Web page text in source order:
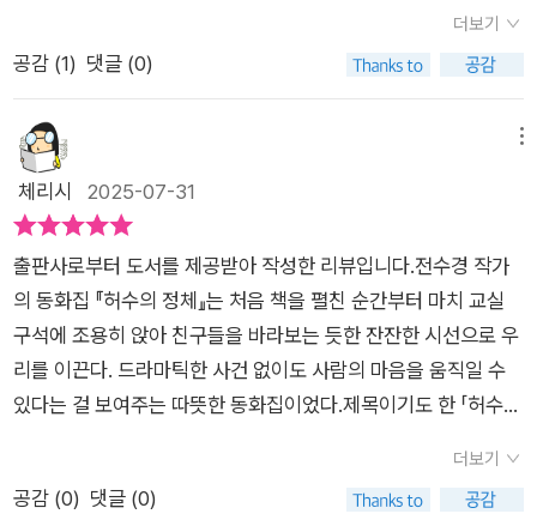
내는 것도, 무조건 공감하는 것도 아니다. 가만히 보니 나래는 이
런 식으로 하다가는 친구가 옆에 아무도 없게 생겼다. 고립을 자
을 참고 차분히 조언해 주어야 한다. 부모가 그걸 못하면 답이 없
다. 친구 탓 선생님 탓 이런 식으로 남 탓만 하다가는 자식 영원히
바보 만드는 것이다. 내가 당하는 것보다 자식이 당하는 게 백 배
더 눈뒤집히는 심정, 부모라면 모르는 사람이 없을 것이다. 하지
만 어떡해. 자식의 인간관계 내가 대신 해줄 것도 아닌걸.「할아버
지와 바다」 이 작품은 어린이들이 어떻게 읽을지 모르겠고, 내 또
래 이상이 읽는다면 마음이 너무 무거울 작품이다. 노년의 문제를
동화 속에 이토록 정신이 번쩍 들도록 담다니.ㅠㅠ 해수의 할아버
지는 뇌졸중으로 쓰러지신 후 몸도 말도 기억도 온전치 못한 상태
다고 생각할 때가 있다. 신체가 자유롭지 않은 상태로 너무 오래
살아야 하는 삶이 두렵다. 할아버지가 울고 계신 장면을, 해수가
는 척했다.(79쪽)🏷나와 현아는 단짝이었다. 하지만 학년이 올
라가며 멀어졌다. 어느 날 갑자기 틀어졌다기보다 자연스럽게 그
렇게 됐다. 우리는 여러 면에서 달랐고 각자 더 편한 친구를 찾았
다. 엄마는 현아랑 친하게 지내라고 종종 말했지만 어느 순간부터
현아가 버거웠다. 현아는 내 마음을 혜아리는 편이 아니었고, 상
처를 줄 때가 많았다.˝아니. 그러고 싶지 않아.˝쉽게 한 말은 아니
건 아니다. 상처를 받으면서 가까이 지낼 필요도 없다. 남이 뭐라
든 나를 위한 선택을 하고 싶었다.(88~89쪽)친구 관계에서 다시
친하게 지내자는 말을 매몰차게 거절할 수 있는 확률, 얼마나 될
까. 그런데 그렇게 선택한다는 내용이 놀라웠다. 단순히 ‘너랑 절
교야.‘가 아니라(그리고 절교라고 말하지는 않았지만), 고민에 고
민을 거듭한 후에 이렇게 결정을 내릴 수도 있구나. 교사의 입장
에서는 쉽게 하기 어려운 말이다.🏷˝엄마, 할아버지는 예전과 같
미 완성된 자기 세상에서 살아가고 있는 인격체로 바라보는 시선
이 굉장히 인상적이었다. 진심으로 아이들을 바라보며 쓴 작품이
이 책이라는 말이 다시 한번 떠올랐다. 좋은 작가들과 동시대를
살고, 또 이렇게나 매체가 발달한 시대에 살면서 마음에 드는 책
을 쓴 작가의 이야기를 직접 들어볼 수 있다는 건 얼마나 즐거운
일인지.​​표제작인 <허수의 정체>를 포함해 총 8편의 작품이 실려
있고 앞의 일곱 편에 출연하는 아이들은 마지막 <우리 반 아침>
에 모두 다시 등장한다. 각 편에서 조금 미운 모습을 보여준 아이
에게도 이 마지막 이야기에서 다시 한 번 기회를 준다. 이 작품과
나의 직장생활, 달과 6펜스까지 맞물리면서 요즘 인간의 입체적
인 면모에 대해 많은 생각을 했다. ​1. 무회전 킥 - 유진 세호 수미
언 찬우3. 하나, 둘, 셋 - 윤채 성우 리나 재영4. 현악 사중주 - 나
래 현아 혜지5. 할아버지와 바다 - 해수6. 체험학습 - 주호7. 월간
었다. 주인공이 보란 듯이 무회전킥을 성공하며 끝날 거라는 내
기대와 달리 단편이라 바로 끝나 버렸지만, 다음 이야기가 궁금해
졌다. 갈등이 휘몰아치고 화려한 이야기 흐름을 기대했다기 보다
어떤 소재로 이야기를 만들었을까? 창의적인 이야기거리에 대한
기대가 있었다.처음 책을 받았을 때 생각과 달리 순식간에 책을
읽었다. 대부분 사춘기를 시작하는 5, 6학년이 주인공인데 몇 가
의 정체꽤 신비로운 접근이었다. 이게 단편이라 가능한 이야기라
는 생각도 들었다. 장편이라면 이야기를 길게 끌고 어려웠을 것
같다. 사춘기를 막 시작하는 5, 6학년은 또래 문화가 생기면 이것
저것 따져보지 않고 따르기 마련이다. 시간이 지나면서 자연스럽
게 비판적인 눈이 생기지만 누구나 그 시기를 겪을 것이다. 요즘
신도시 초등학교 흔한 모습을 보여주는 듯, 같은 아파트에서 같은
회사를 다니는 부모님을 둔 아이들이 모여있는 교실. 자신들이 살
더보기
공감 (1) 댓글 (0)
체리시 2025-07-31
출판사로부터 도서를 제공받아 작성한 리뷰입니다.전수경 작가
의 동화집 『허수의 정체』는 처음 책을 펼친 순간부터 마치 교실
구석에 조용히 앉아 친구들을 바라보는 듯한 잔잔한 시선으로 우
리를 이끈다. 드라마틱한 사건 없이도 사람의 마음을 움직일 수
있다는 걸 보여주는 따뜻한 동화집이었다.제목이기도 한 「허수의
마나 쉽게 타인을 단정짓는지 보여준다. 미스터리한 느낌이 나기
도 하는 표제작이었는데 아이들이 무심코 던지는 말 한마디가 이
더보기
공감 (0) 댓글 (0)